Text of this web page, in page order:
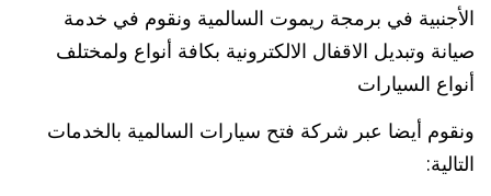
الأجنبية في برمجة ريموت السالمية ونقوم في خدمة
صيانة وتبديل الاقفال الالكترونية بكافة أنواع ولمختلف
أنواع السيارات
ونقوم أيضا عبر شركة فتح سيارات السالمية بالخدمات
التالية: